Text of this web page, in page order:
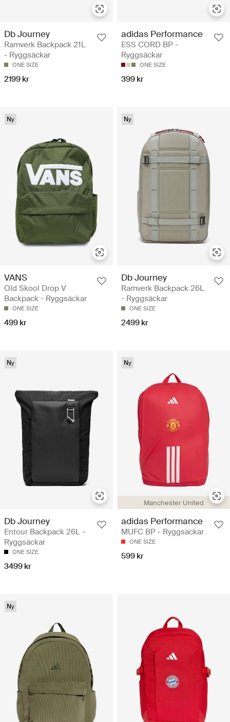
Db Journey
Ramverk Backpack 21L
- Ryggsäckar
ONE SIZE
2199 kr
adidas Performance
ESS CORD BP -
Ryggsäckar
ONE SIZE
399 kr
Ny
VANS
Old Skool Drop V
Backpack - Ryggsäckar
ONE SIZE
499 kr
Ny
Db Journey
Ramverk Backpack 26L
- Ryggsäckar
ONE SIZE
2499 kr
Ny
Db Journey
Entour Backpack 26L -
Ryggsäckar
ONE SIZE
3499 kr
Manchester United
Ny
adidas Performance
MUFC BP - Ryggsäckar
ONE SIZE
599 kr
Ny